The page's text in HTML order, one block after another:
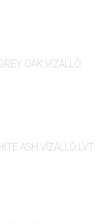
OAK VÍZÁLLÓ
ASH VÍZÁLLÓ LVT